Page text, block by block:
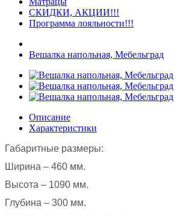
СКИДКИ, АКЦИИ!!!
Программа лояльности!!!
Вешалка напольная, Мебельград
Описание
Характеристики
Габаритные размеры:
Ширина – 460 мм.
Высота – 1090 мм.
Глубина – 300 мм.